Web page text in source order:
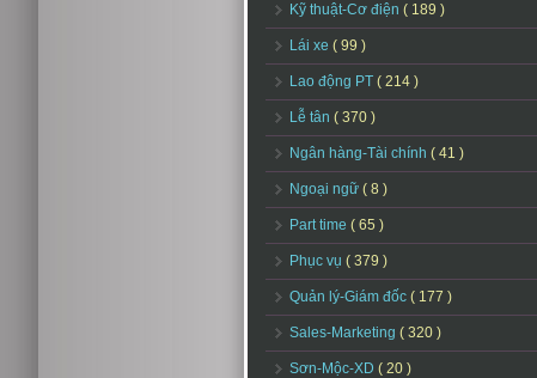
Kỹ thuật-Cơ điện ( 189 )
Lái xe ( 99 )
Lao động PT ( 214 )
Lễ tân ( 370 )
Ngân hàng-Tài chính ( 41 )
Ngoại ngữ ( 8 )
Part time ( 65 )
Phục vụ ( 379 )
Quản lý-Giám đốc ( 177 )
Sales-Marketing ( 320 )
Sơn-Mộc-XD ( 20 )